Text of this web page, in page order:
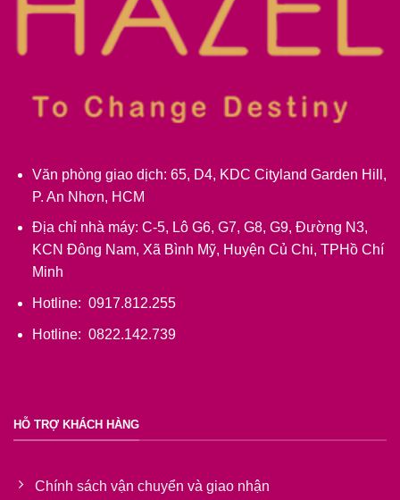
Văn phòng giao dịch: 65, D4, KDC Cityland Garden Hill,
P. An Nhơn, HCM
Địa chỉ nhà máy: C-5, Lô G6, G7, G8, G9, Đường N3,
KCN Đông Nam, Xã Bình Mỹ, Huyện Củ Chi, TPHồ Chí
Minh
Hotline: 0917.812.255
Hotline: 0822.142.739
HỖ TRỢ KHÁCH HÀNG
Chính sách vận chuyển và giao nhận